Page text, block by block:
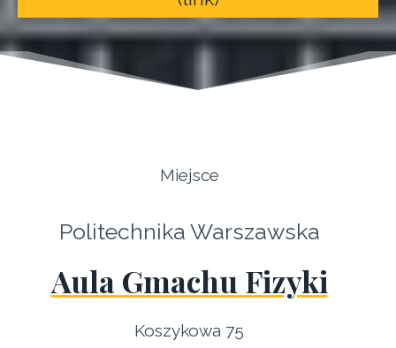
Miejsce
Politechnika Warszawska
Aula Gmachu Fizyki
Koszykowa 75